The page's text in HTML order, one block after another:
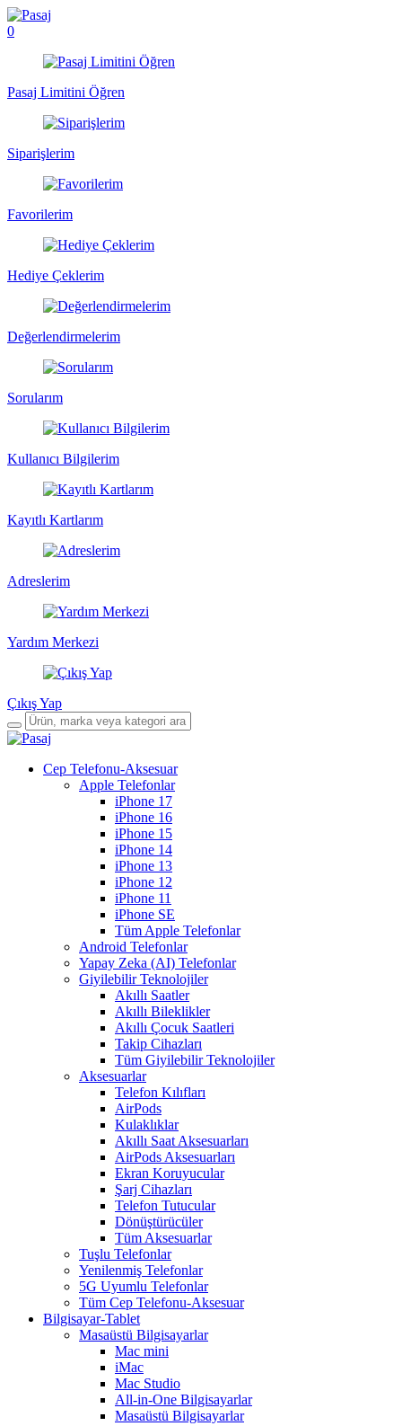
0
Pasaj Limitini Öğren
Siparişlerim
Favorilerim
Hediye Çeklerim
Değerlendirmelerim
Sorularım
Kullanıcı Bilgilerim
Kayıtlı Kartlarım
Adreslerim
Yardım Merkezi
Çıkış Yap
Cep Telefonu-Aksesuar
Apple Telefonlar
iPhone 17
iPhone 16
iPhone 15
iPhone 14
iPhone 13
iPhone 12
iPhone 11
iPhone SE
Tüm Apple Telefonlar
Android Telefonlar
Yapay Zeka (AI) Telefonlar
Giyilebilir Teknolojiler
Akıllı Saatler
Akıllı Bileklikler
Akıllı Çocuk Saatleri
Takip Cihazları
Tüm Giyilebilir Teknolojiler
Aksesuarlar
Telefon Kılıfları
AirPods
Kulaklıklar
Akıllı Saat Aksesuarları
AirPods Aksesuarları
Ekran Koruyucular
Şarj Cihazları
Telefon Tutucular
Dönüştürücüler
Tüm Aksesuarlar
Tuşlu Telefonlar
Yenilenmiş Telefonlar
5G Uyumlu Telefonlar
Tüm Cep Telefonu-Aksesuar
Bilgisayar-Tablet
Masaüstü Bilgisayarlar
Mac mini
iMac
Mac Studio
All-in-One Bilgisayarlar
Masaüstü Bilgisayarlar